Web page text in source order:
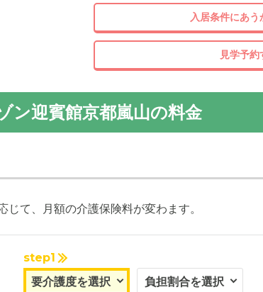
入居条件にあう
見学予約
ン迎賓館京都嵐山の料金
じて、月額の介護保険料が変わます。
step1